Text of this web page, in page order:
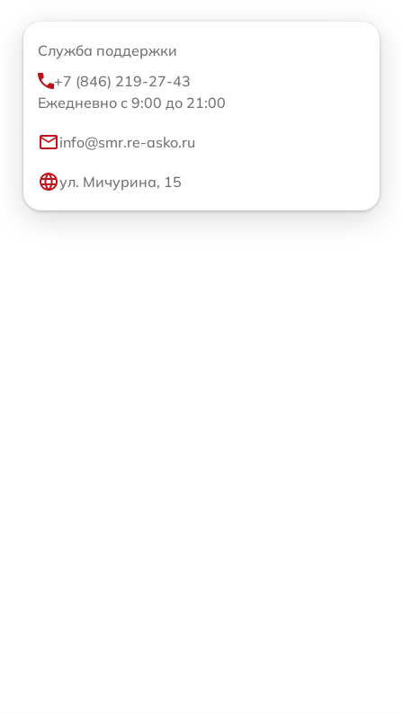
Служба поддержки
+7 (846) 219-27-43
Ежедневно с 9:00 до 21:00
info@smr.re-asko.ru
ул. Мичурина, 15